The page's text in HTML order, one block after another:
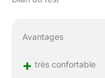
Avantages
+ très confortable